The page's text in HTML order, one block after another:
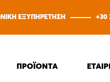
ΕΞΥΠΗΡΕΤΗΣΗ +30
ΠΡΟΪΟΝΤΑ